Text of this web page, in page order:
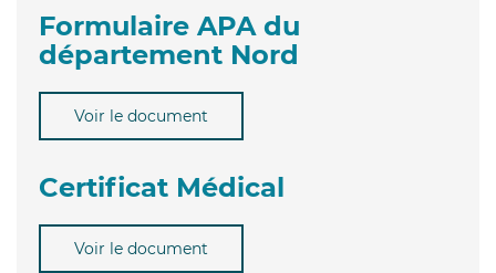
Formulaire APA du
département Nord
Voir le document
Certificat Médical
Voir le document